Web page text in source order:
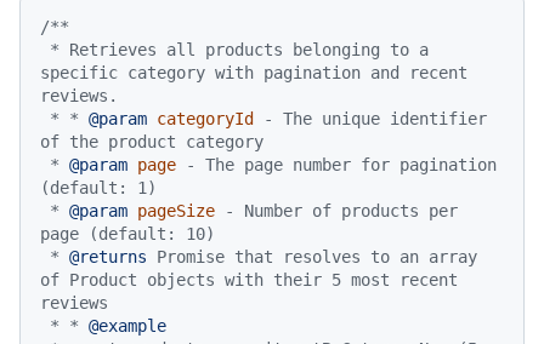
/**
specific category with pagination and recent
reviews.
* * @param categoryId - The unique identifier
of the product category
* @param page - The page number for pagination
(default: 1)
* @param pageSize - Number of products per
page (default: 10)
* @returns Promise that resolves to an array
of Product objects with their 5 most recent
reviews
* * @example